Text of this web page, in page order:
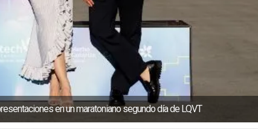
en un maratoniano segundo día de LQVT